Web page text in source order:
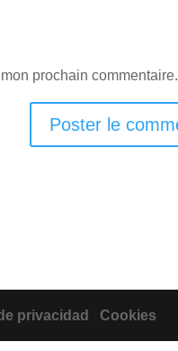
prochain commentaire.
privacidad Cookies